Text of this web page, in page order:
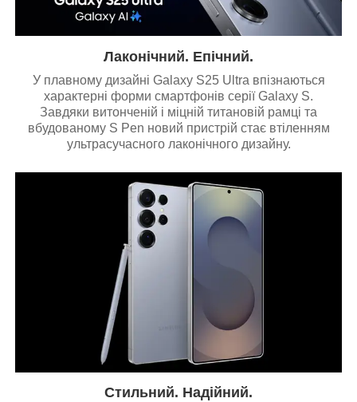
Лаконічний. Епічний.
У плавному дизайні Galaxy S25 Ultra впізнаються
характерні форми смартфонів серії Galaxy S.
Завдяки витонченій і міцній титановій рамці та
вбудованому S Pen новий пристрій стає втіленням
ультрасучасного лаконічного дизайну.
Стильний. Надійний.